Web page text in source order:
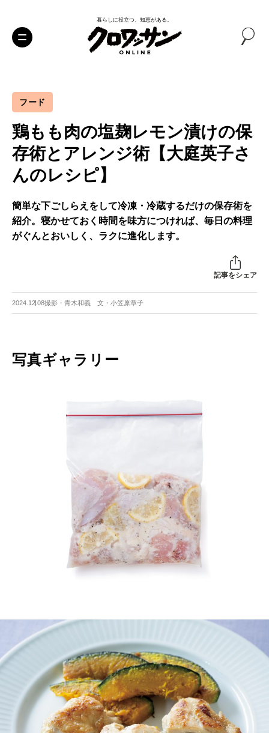
暮らしに役立つ、知恵がある。
フード
鶏もも肉の塩麹レモン漬けの保
存術とアレンジ術【大庭英子さ
んのレシピ】
簡単な下ごしらえをして冷凍・冷蔵するだけの保存術を
紹介。寝かせておく時間を味方につければ、毎日の料理
がぐんとおいしく、ラクに進化します。
記事をシェア
2024.12.08撮影・青木和義 文・小笠原章子
写真ギャラリー